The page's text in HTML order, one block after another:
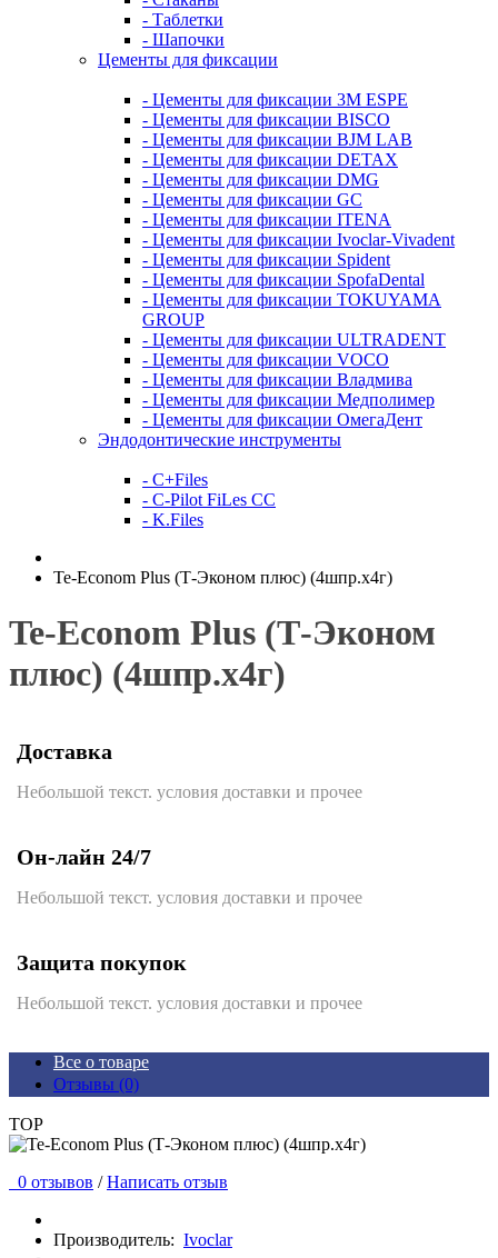
- Таблетки
- Шапочки
Цементы для фиксации
- Цементы для фиксации 3M ESPE
- Цементы для фиксации BISCO
- Цементы для фиксации BJM LAB
- Цементы для фиксации DETAX
- Цементы для фиксации DMG
- Цементы для фиксации GC
- Цементы для фиксации ITENA
- Цементы для фиксации Ivoclar-Vivadent
- Цементы для фиксации Spident
- Цементы для фиксации SpofaDental
- Цементы для фиксации TOKUYAMA
GROUP
- Цементы для фиксации ULTRADENT
- Цементы для фиксации VOCO
- Цементы для фиксации Владмива
- Цементы для фиксации Медполимер
- Цементы для фиксации ОмегаДент
Эндодонтические инструменты
- C+Files
- C-Pilot FiLes CC
- K.Files
Te-Econom Plus (Т-Эконом плюс) (4шпр.х4г)
Te-Econom Plus (Т-Эконом
плюс) (4шпр.х4г)
Доставка
Небольшой текст. условия доставки и прочее
Он-лайн 24/7
Небольшой текст. условия доставки и прочее
Защита покупок
Небольшой текст. условия доставки и прочее
Все о товаре
Отзывы (0)
TOP
0 отзывов / Написать отзыв
Производитель: Ivoclar